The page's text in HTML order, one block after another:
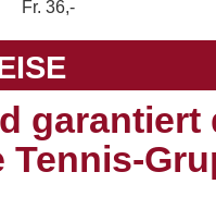
Fr. 36,-
Tennis-